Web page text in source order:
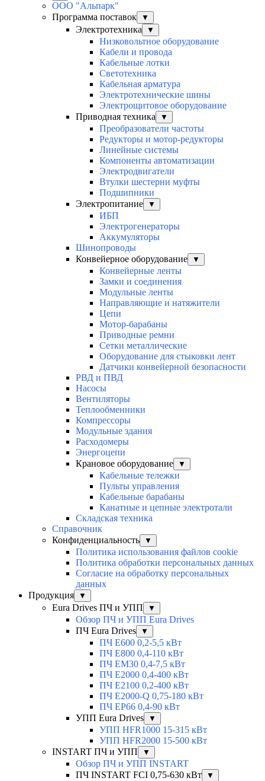
ООО "Альпарк"
Программа поставок
▼
Электротехника ▼
Низковольтное оборудование
Кабели и провода
Кабельные лотки
Светотехника
Кабельная арматура
Электротехнические шины
Электрощитовое оборудование
Приводная техника
▼
Преобразователи частоты
Редукторы и мотор-редукторы
Линейные системы
Компоненты автоматизации
Электродвигатели
Втулки шестерни муфты
Подшипники
Электропитание
▼
ИБП
Электрогенераторы
Аккумуляторы
Шинопроводы
Конвейерное оборудование
▼
Конвейерные ленты
Замки и соединения
Модульные ленты
Направляющие и натяжители
Цепи
Мотор-барабаны
Приводные ремни
Сетки металлические
Оборудование для стыковки лент
Датчики конвейерной безопасности
РВД и ПВД
Насосы
Вентиляторы
Теплообменники
Компрессоры
Модульные здания
Расходомеры
Энергоцепи
Крановое оборудование
▼
Кабельные тележки
Пульты управления
Кабельные барабаны
Канатные и цепные электротали
Складская техника
Справочник
Конфиденциальность
▼
Политика использования файлов cookie
Политика обработки персональных данных
Согласие на обработку персональных
данных
Продукция
▼
Eura Drives ПЧ и УПП ▼
Обзор ПЧ и УПП Eura Drives
ПЧ Eura Drives
▼
ПЧ E600 0,2-5,5 кВт
ПЧ E800 0,4-110 кВт
ПЧ EM30 0,4-7,5 кВт
ПЧ E2000 0,4-400 кВт
ПЧ E2100 0,2-400 кВт
ПЧ E2000-Q 0,75-180 кВт
ПЧ EP66 0,4-90 кВт
УПП Eura Drives
▼
УПП HFR1000 15-315 кВт
УПП HFR2000 15-500 кВт
INSTART ПЧ и УПП
▼
Обзор ПЧ и УПП INSTART
ПЧ INSTART FCI 0,75-630 кВт
▼